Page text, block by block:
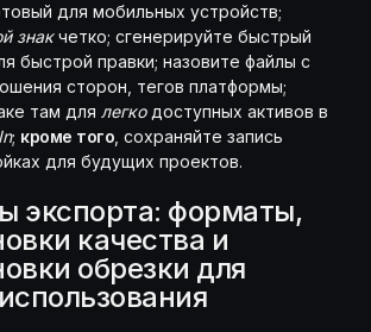
для мобильных устройств;
знакчетко; сгенерируйте быстрый
быстрой правки; назовите файлы с
сторон, тегов платформы;
там для легкодоступных активов в
; кроме того , сохраняйте запись
для будущих проектов.
экспорта: форматы,
качества и
обрезки для